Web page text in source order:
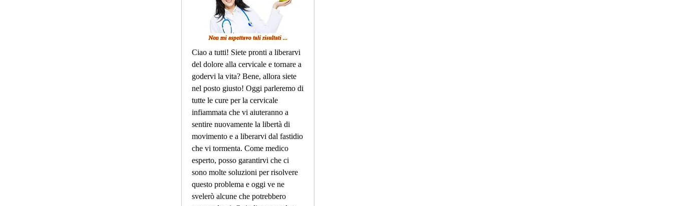
Ciao a tutti! Siete pronti a liberarvi
del dolore alla cervicale e tornare a
godervi la vita? Bene, allora siete
nel posto giusto! Oggi parleremo di
tutte le cure per la cervicale
infiammata che vi aiuteranno a
sentire nuovamente la libertà di
movimento e a liberarvi dal fastidio
che vi tormenta. Come medico
esperto, posso garantirvi che ci
sono molte soluzioni per risolvere
questo problema e oggi ve ne
svelerò alcune che potrebbero